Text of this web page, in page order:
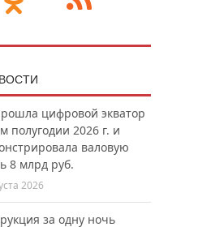
цифровой экватор
полугодии 2026 г. и
валовую
8 млрд руб.
2026
за одну ночь